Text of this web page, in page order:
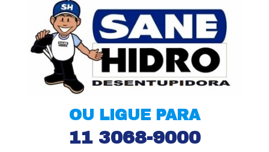
OU LIGUE PARA
11 3068-9000